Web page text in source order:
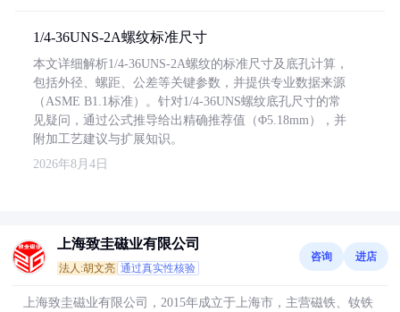
1/4-36UNS-2A螺纹标准尺寸
本文详细解析1/4-36UNS-2A螺纹的标准尺寸及底孔计算，
包括外径、螺距、公差等关键参数，并提供专业数据来源
（ASME B1.1标准）。针对1/4-36UNS螺纹底孔尺寸的常
见疑问，通过公式推导给出精确推荐值（Φ5.18mm），并
附加工艺建议与扩展知识。
2026年8月4日
上海致圭磁业有限公司
法人:胡文亮 通过真实性核验
咨询 进店
上海致圭磁业有限公司，2015年成立于上海市，主营磁铁、钕铁